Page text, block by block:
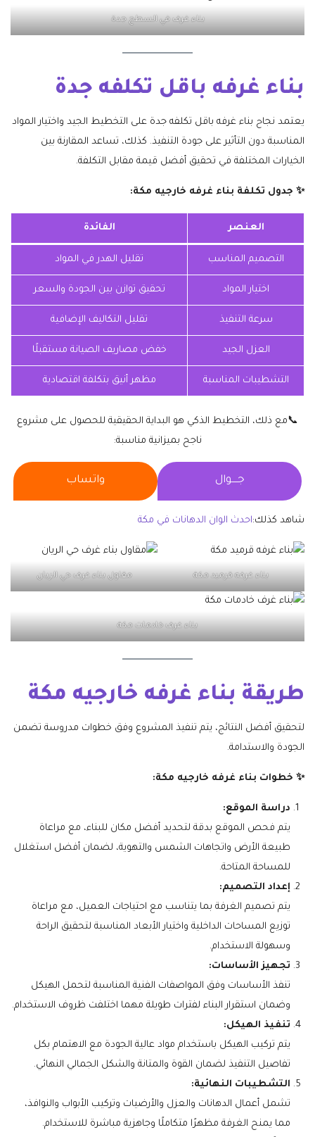
بناء غرف في السطح جدة
بناء غرفه باقل تكلفه جدة
يعتمد نجاح بناء غرفه باقل تكلفه جدة على التخطيط الجيد واختيار المواد
المناسبة دون التأثير على جودة التنفيذ. كذلك، تساعد المقارنة بين
الخيارات المختلفة في تحقيق أفضل قيمة مقابل التكلفة.
✨ جدول تكلفة بناء غرفه خارجيه مكة:
العنصر الفائدة
التصميم المناسب تقليل الهدر في المواد
اختيار المواد تحقيق توازن بين الجودة والسعر
سرعة التنفيذ تقليل التكاليف الإضافية
العزل الجيد خفض مصاريف الصيانة مستقبلًا
التشطيبات المناسبة مظهر أنيق بتكلفة اقتصادية
📞مع ذلك، التخطيط الذكي هو البداية الحقيقية للحصول على مشروع
ناجح بميزانية مناسبة:
جــــوال واتساب
شاهد كذلك:احدث الوان الدهانات في مكة
بناء غرفه قرميد مكة مقاول بناء غرف حي الريان
بناء غرف خادمات مكة
طريقة بناء غرفه خارجيه مكة
لتحقيق أفضل النتائج، يتم تنفيذ المشروع وفق خطوات مدروسة تضمن
الجودة والاستدامة.
✨ خطوات بناء غرفه خارجيه مكة:
دراسة الموقع:
يتم فحص الموقع بدقة لتحديد أفضل مكان للبناء، مع مراعاة
طبيعة الأرض واتجاهات الشمس والتهوية، لضمان أفضل استغلال
للمساحة المتاحة.
إعداد التصميم:
يتم تصميم الغرفة بما يتناسب مع احتياجات العميل، مع مراعاة
توزيع المساحات الداخلية واختيار الأبعاد المناسبة لتحقيق الراحة
وسهولة الاستخدام.
تجهيز الأساسات:
تنفذ الأساسات وفق المواصفات الفنية المناسبة لتحمل الهيكل
وضمان استقرار البناء لفترات طويلة مهما اختلفت ظروف الاستخدام.
تنفيذ الهيكل:
يتم تركيب الهيكل باستخدام مواد عالية الجودة مع الاهتمام بكل
تفاصيل التنفيذ لضمان القوة والمتانة والشكل الجمالي النهائي.
التشطيبات النهائية:
تشمل أعمال الدهانات والعزل والأرضيات وتركيب الأبواب والنوافذ،
مما يمنح الغرفة مظهرًا متكاملًا وجاهزية مباشرة للاستخدام.